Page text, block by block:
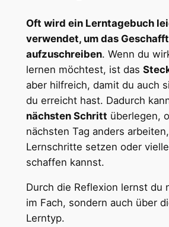
Oft wird ein Lerntagebuch
verwendet, um das
aufzuschreiben. Wenn du
lernen möchtest, ist das
aber hilfreich, damit du auch
du erreicht hast. Dadurch
nächsten Schritt überlegen,
nächsten Tag anders
Lernschritte setzen oder
schaffen kannst.
Durch die Reflexion lernst du
im Fach, sondern auch über
Lerntyp.